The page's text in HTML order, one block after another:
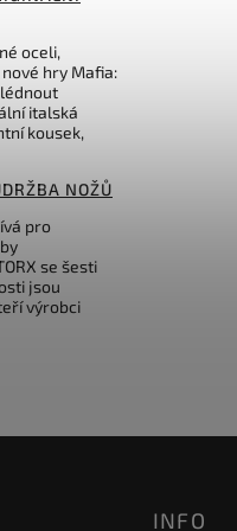
oceli,
hry Mafia:
italská
kousek,
NOŽŮ
pro
se šesti
jsou
výrobci
INFO